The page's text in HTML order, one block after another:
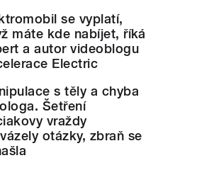
se vyplatí,
máte kde nabíjet, říká
a autor videoblogu
Electric
s těly a chyba
Šetření
vraždy
otázky, zbraň se